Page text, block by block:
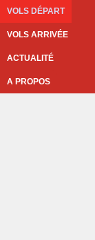
VOLS DÉPART
VOLS ARRIVÉE
ACTUALITÉ
A PROPOS